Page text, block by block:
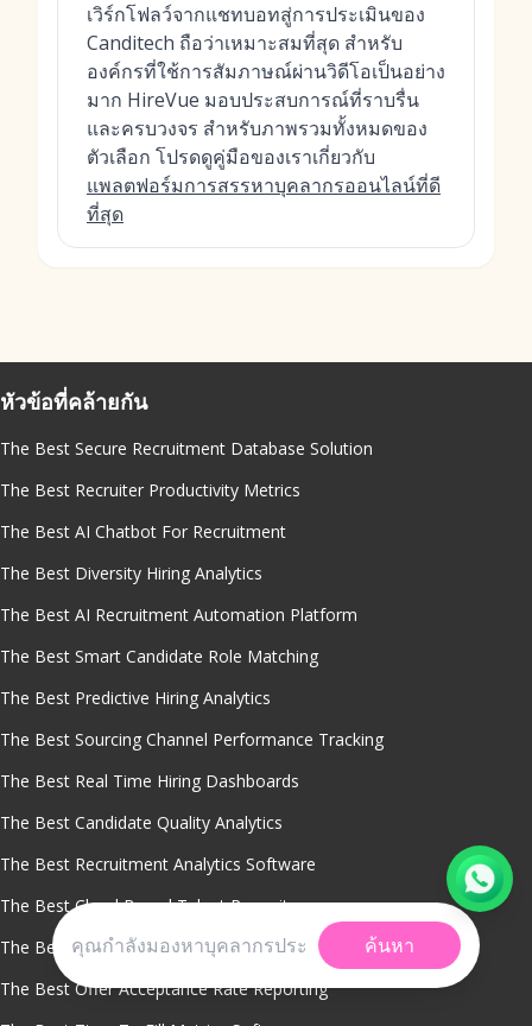
เวิร์กโฟลว์จากแชทบอทสู่การประเมินของ
Canditech ถือว่าเหมาะสมที่สุด สำหรับ
องค์กรที่ใช้การสัมภาษณ์ผ่านวิดีโอเป็นอย่าง
มาก HireVue มอบประสบการณ์ที่ราบรื่น
และครบวงจร สำหรับภาพรวมทั้งหมดของ
ตัวเลือก โปรดดูคู่มือของเราเกี่ยวกับ
แพลตฟอร์มการสรรหาบุคลากรออนไลน์ที่ดี
ที่สุด
ค้นหา
หัวข้อที่คล้ายกัน
The Best Secure Recruitment Database Solution
The Best Recruiter Productivity Metrics
The Best AI Chatbot For Recruitment
The Best Diversity Hiring Analytics
The Best AI Recruitment Automation Platform
The Best Smart Candidate Role Matching
The Best Predictive Hiring Analytics
The Best Sourcing Channel Performance Tracking
The Best Real Time Hiring Dashboards
The Best Candidate Quality Analytics
The Best Recruitment Analytics Software
The Best Cloud Based Talent Repository
The Best Recruitment Analytics
The Best Offer Acceptance Rate Reporting